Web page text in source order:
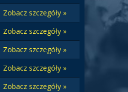
Zobacz szczegóły »
Zobacz szczegóły »
Zobacz szczegóły »
Zobacz szczegóły »
Zobacz szczegóły »